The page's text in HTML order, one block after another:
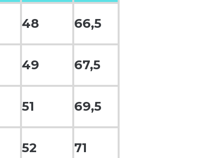
48 66,5
49 67,5
51 69,5
52 71